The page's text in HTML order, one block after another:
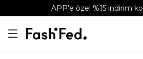
APP'e özel %15 indirim